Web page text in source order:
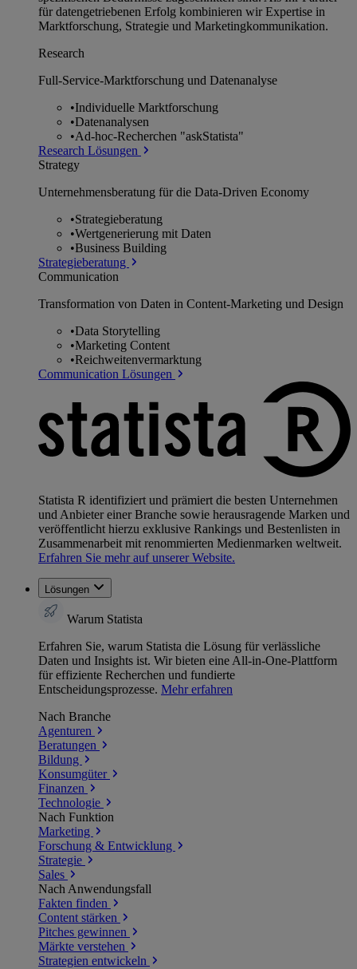
für datengetriebenen Erfolg kombinieren wir Expertise in
Marktforschung, Strategie und Marketingkommunikation.
Research
Full-Service-Marktforschung und Datenanalyse
•Individuelle Marktforschung
•Datenanalysen
•Ad-hoc-Recherchen "askStatista"
Research Lösungen
Strategy
Unternehmens­beratung für die Data-Driven Economy
•Strategieberatung
•Wertgenerierung mit Daten
•Business Building
Strategieberatung
Communication
Transformation von Daten in Content-Marketing und Design
•Data Storytelling
•Marketing Content
•Reichweitenvermarktung
Communication Lösungen
Statista R identifiziert und prämiert die besten Unternehmen
und Anbieter einer Branche sowie herausragende Marken und
veröffentlicht hierzu exklusive Rankings und Bestenlisten in
Zusammenarbeit mit renommierten Medienmarken weltweit.
Erfahren Sie mehr auf unserer Website.
Lösungen
Warum Statista
Erfahren Sie, warum Statista die Lösung für verlässliche
Daten und Insights ist. Wir bieten eine All-in-One-Plattform
für effiziente Recherchen und fundierte
Entscheidungsprozesse. Mehr erfahren
Nach Branche
Agenturen
Beratungen
Bildung
Konsumgüter
Finanzen
Technologie
Nach Funktion
Marketing
Forschung & Entwicklung
Strategie
Sales
Nach Anwendungsfall
Fakten finden
Content stärken
Pitches gewinnen
Märkte verstehen
Strategien entwickeln